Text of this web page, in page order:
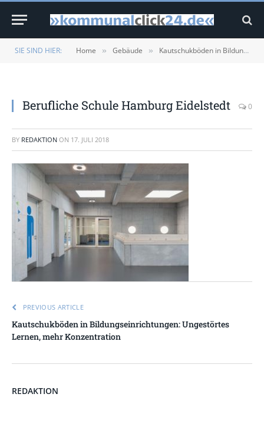
SIE SIND HIER: Home » Gebäude » Kautschukböden in Bildungseinrichtungen: Ungestörtes Lernen, mehr Konzentration
Berufliche Schule Hamburg Eidelstedt 0
BY REDAKTION ON 17. JULI 2018
PREVIOUS ARTICLE
Kautschukböden in Bildungseinrichtungen: Ungestörtes
Lernen, mehr Konzentration
REDAKTION